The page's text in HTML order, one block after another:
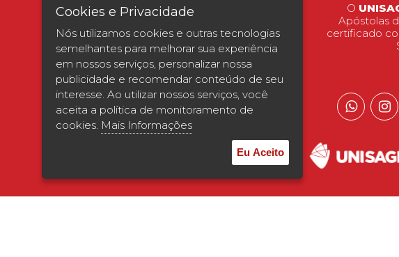
Verificada por
O
Apóstolas
certificado
Cookies e Privacidade
Nós utilizamos cookies e outras tecnologias
semelhantes para melhorar sua experiência
em nossos serviços, personalizar nossa
publicidade e recomendar conteúdo de seu
interesse. Ao utilizar nossos serviços, você
aceita a política de monitoramento de
cookies. Mais Informações
Eu Aceito